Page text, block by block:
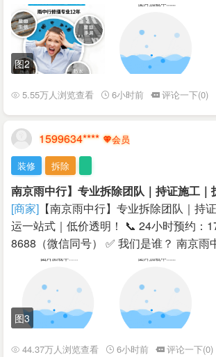
图2
5.55万人浏览查看 6小时前 评论一下(0)
1599634****
装修 拆除
[商家] 【南京雨中行】专业拆除团队｜持
运一站式｜低价透明！ 📞 24小时预约：
8688（微信同号） ✅ 我们是谁？ 南京
图3
44.37万人浏览查看 6小时前 评论一下(0)